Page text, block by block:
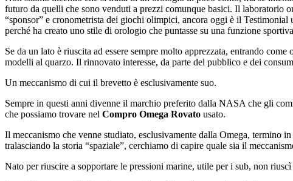
futuro da quelli che sono venduti a prezzi comunque basici. Il laboratorio
“sponsor” e cronometrista dei giochi olimpici, ancora oggi è il
perché ha creato uno stile di orologio che puntasse su una funzione
Se da un lato è riuscita ad essere sempre molto apprezzata, entrando
modelli al quarzo. Il rinnovato interesse, da parte del pubblico e dei
Un meccanismo di cui il brevetto è esclusivamente suo.
Sempre in questi anni divenne il marchio preferito dalla NASA che gli
che possiamo trovare nel Compro Omega Rovato usato.
Il meccanismo che venne studiato, esclusivamente dalla Omega, termino
tralasciando la storia “spaziale”, cerchiamo di capire quale sia il
Nato per riuscire a sopportare le pressioni marine, utile per i sub, non